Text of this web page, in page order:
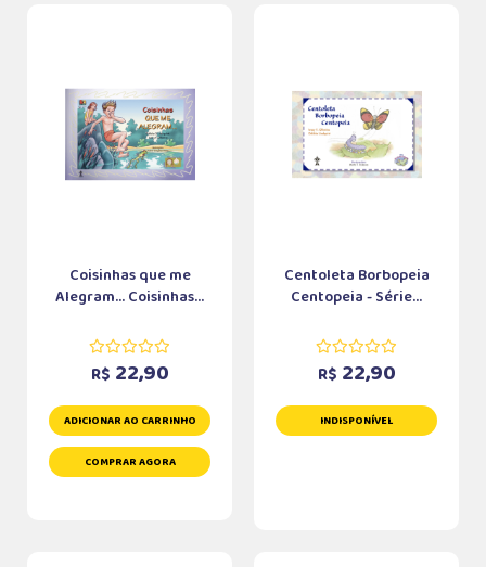
Coisinhas que me
Alegram... Coisinhas...
R$ 22,90
ADICIONAR AO CARRINHO
COMPRAR AGORA
Centoleta Borbopeia
Centopeia - Série...
R$ 22,90
INDISPONÍVEL